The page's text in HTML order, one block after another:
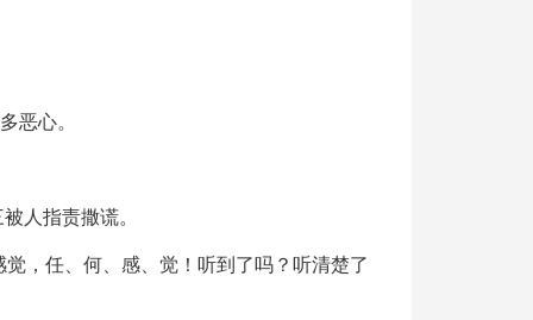
恶心。
人指责撒谎。
，任、何、感、觉！听到了吗？听清楚了